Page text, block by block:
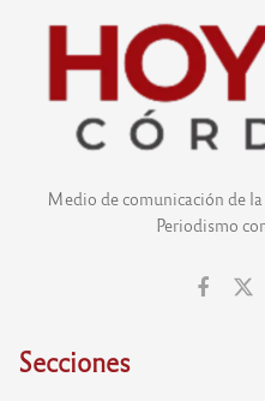
Medio de comunicación de
Periodismo
Secciones